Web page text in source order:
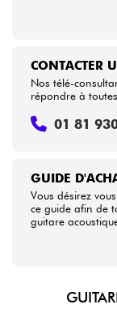
GUIDE
Vous désirez
ce guide afin de
guitare
CONTACTER
Nos télé-
répondre à
01 81